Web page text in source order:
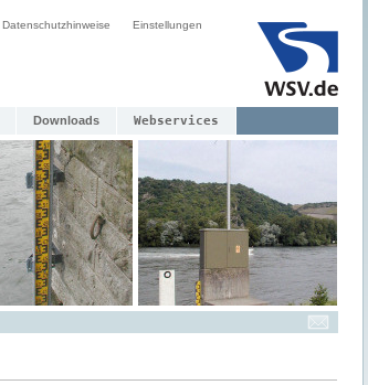
Datenschutzhinweise Einstellungen
Downloads Webservices